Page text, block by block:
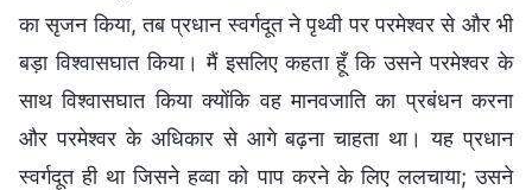
का सृजन किया, तब प्रधान स्वर्गदूत ने पृथ्वी पर परमेश्वर से और भी
बड़ा विश्वासघात किया। मैं इसलिए कहता हूँ कि उसने परमेश्वर के
साथ विश्वासघात किया क्योंकि वह मानवजाति का प्रबंधन करना
और परमेश्वर के अधिकार से आगे बढ़ना चाहता था। यह प्रधान
स्वर्गदूत ही था जिसने हव्वा को पाप करने के लिए ललचाया; उसने